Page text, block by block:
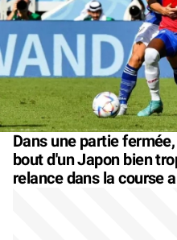
Dans une partie
bout d'un Japon bien
relance dans la course